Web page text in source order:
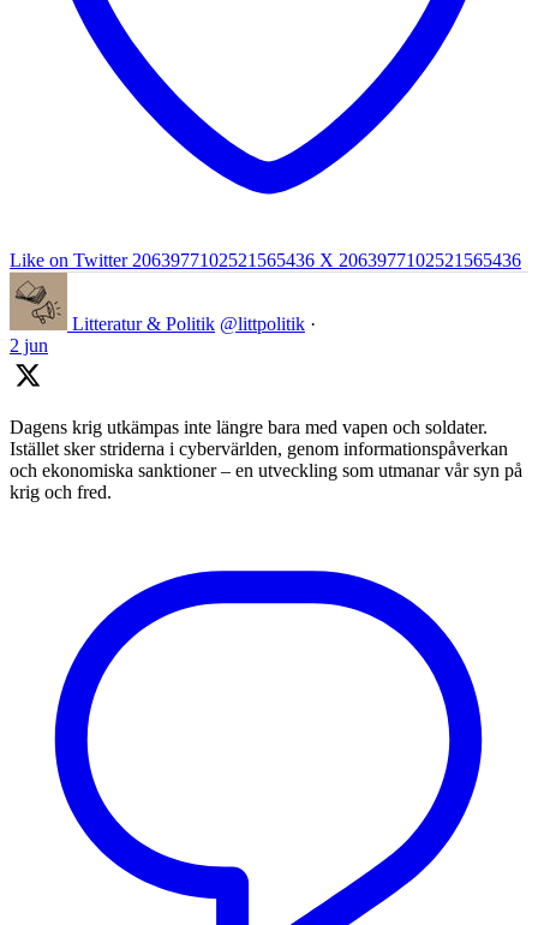
Like on Twitter 2063977102521565436 X 2063977102521565436
Litteratur & Politik @littpolitik ·
2 jun
Dagens krig utkämpas inte längre bara med vapen och soldater.
Istället sker striderna i cybervärlden, genom informationspåverkan
och ekonomiska sanktioner – en utveckling som utmanar vår syn på
krig och fred.